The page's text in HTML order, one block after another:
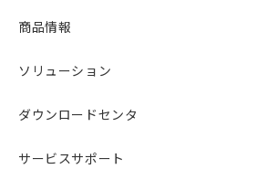
商品情報
ソリューション
ダウンロードセンタ
サービスサポート